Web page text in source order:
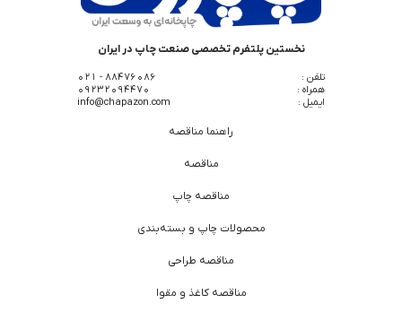
نخستین پلتفرم تخصصی صنعت چاپ در ایران
تلفن :
88476086 - 021
همراه :
09232094470
ایمیل :
info@chapazon.com
راهنما مناقصه
مناقصه
مناقصه چاپ
محصولات چاپ و بسته‌بندی
مناقصه طراحی
مناقصه کاغذ و مقوا